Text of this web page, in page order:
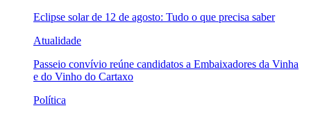
Eclipse solar de 12 de agosto: Tudo o que precisa saber
Atualidade
Passeio convívio reúne candidatos a Embaixadores da Vinha
e do Vinho do Cartaxo
Política